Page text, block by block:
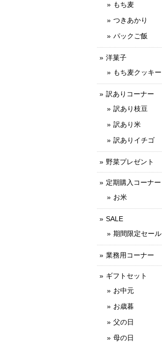
もち麦
つきあかり
パックご飯
洋菓子
もち麦クッキー
訳ありコーナー
訳あり枝豆
訳あり米
訳ありイチゴ
野菜プレゼント
定期購入コーナー
お米
SALE
期間限定セール
業務用コーナー
ギフトセット
お中元
お歳暮
父の日
母の日